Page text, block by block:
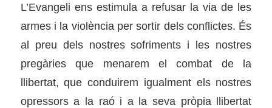
L’Evangeli ens estimula a refusar la via de les
armes i la violència per sortir dels conflictes. És
al preu dels nostres sofriments i les nostres
pregàries que menarem el combat de la
llibertat, que conduirem igualment els nostres
opressors a la raó i a la seva pròpia llibertat